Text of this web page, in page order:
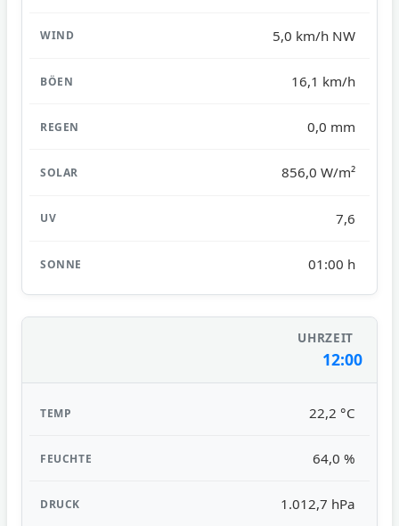
5,0 km/h NW
16,1 km/h
0,0 mm
856,0 W/m²
7,6
01:00 h
12:00
22,2 °C
64,0 %
1.012,7 hPa